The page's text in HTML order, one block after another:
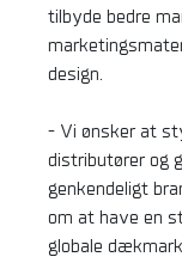
tilbyde bedre
design.
- Vi ønsker at
distributører og
genkendeligt
om at have en
globale